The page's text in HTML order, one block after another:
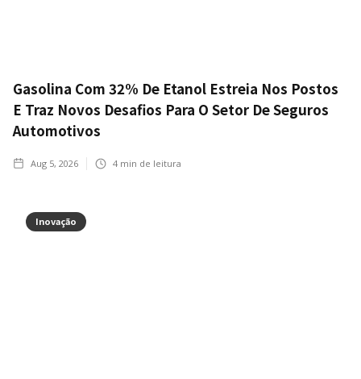
Gasolina Com 32% De Etanol Estreia Nos Postos
E Traz Novos Desafios Para O Setor De Seguros
Automotivos
Aug 5, 2026 4 min de leitura
Inovação